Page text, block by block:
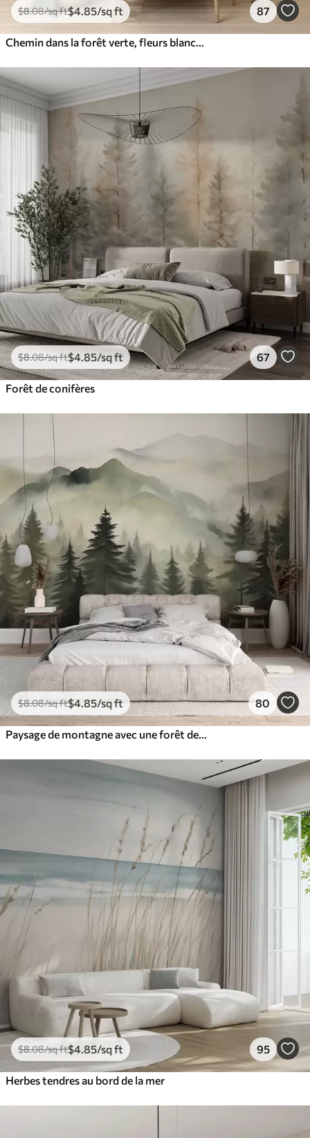
$8.08/sq ft$4.85/sq ft 87
$8.08/sq ft$4 .85/sq ft 67
Forêt de conifères
$8.08/sq ft$4 .85/sq ft 80
$8.08/sq ft$4 .85/sq ft 95
Herbes tendres au bord de la mer